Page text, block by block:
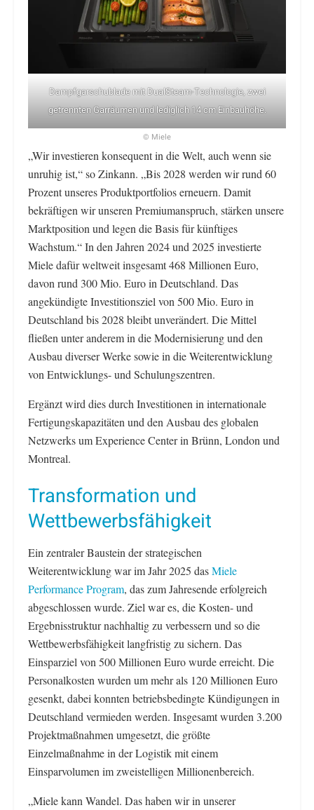
Dampfgarschublade mit DualSteam-Technologie, zwei
getrennten Garräumen und lediglich 14 cm Einbauhöhe.
© Miele
„Wir investieren konsequent in die Welt, auch wenn sie
unruhig ist,“ so Zinkann. „Bis 2028 werden wir rund 60
Prozent unseres Produktportfolios erneuern. Damit
bekräftigen wir unseren Premiumanspruch, stärken unsere
Marktposition und legen die Basis für künftiges
Wachstum.“ In den Jahren 2024 und 2025 investierte
Miele dafür weltweit insgesamt 468 Millionen Euro,
davon rund 300 Mio. Euro in Deutschland. Das
angekündigte Investitionsziel von 500 Mio. Euro in
Deutschland bis 2028 bleibt unverändert. Die Mittel
fließen unter anderem in die Modernisierung und den
Ausbau diverser Werke sowie in die Weiterentwicklung
von Entwicklungs- und Schulungszentren.
Ergänzt wird dies durch Investitionen in internationale
Fertigungskapazitäten und den Ausbau des globalen
Netzwerks um Experience Center in Brünn, London und
Montreal.
Transformation und
Wettbewerbsfähigkeit
Ein zentraler Baustein der strategischen
Weiterentwicklung war im Jahr 2025 dasMiele
Performance Program, das zum Jahresende erfolgreich
abgeschlossen wurde. Ziel war es, die Kosten- und
Ergebnisstruktur nachhaltig zu verbessern und so die
Wettbewerbsfähigkeit langfristig zu sichern. Das
Einsparziel von 500 Millionen Euro wurde erreicht. Die
Personalkosten wurden um mehr als 120 Millionen Euro
gesenkt, dabei konnten betriebsbedingte Kündigungen in
Deutschland vermieden werden. Insgesamt wurden 3.200
Projektmaßnahmen umgesetzt, die größte
Einzelmaßnahme in der Logistik mit einem
Einsparvolumen im zweistelligen Millionenbereich.
„Miele kann Wandel. Das haben wir in unserer